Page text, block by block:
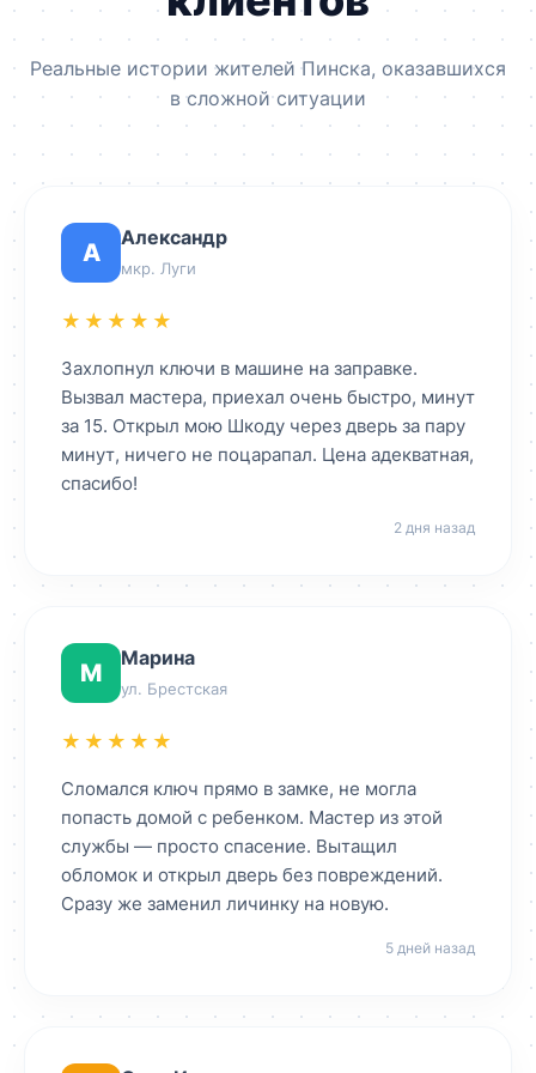
Реальные истории жителей Пинска, оказавшихся
в сложной ситуации
А
Александр
мкр. Луги
★★★★★
Захлопнул ключи в машине на заправке.
Вызвал мастера, приехал очень быстро, минут
за 15. Открыл мою Шкоду через дверь за пару
минут, ничего не поцарапал. Цена адекватная,
спасибо!
2 дня назад
М
Марина
ул. Брестская
★★★★★
Сломался ключ прямо в замке, не могла
попасть домой с ребенком. Мастер из этой
службы — просто спасение. Вытащил
обломок и открыл дверь без повреждений.
Сразу же заменил личинку на новую.
5 дней назад